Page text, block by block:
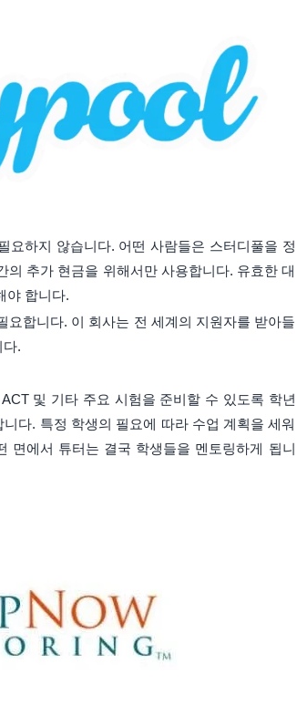
요하지 않습니다. 어떤 사람들은 스터디풀을 정
추가 현금을 위해서만 사용합니다. 유효한 대
야 합니다.
합니다. 이 회사는 전 세계의 지원자를 받아들
다.
및 기타 주요 시험을 준비할 수 있도록 학년
다. 특정 학생의 필요에 따라 수업 계획을 세워
면에서 튜터는 결국 학생들을 멘토링하게 됩니